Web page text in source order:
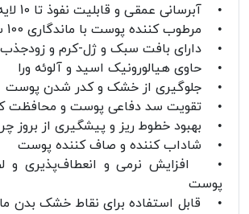
• آبرسانی عمقی و قابلیت نفوذ تا 10 لایه به زیر پوست
• مرطوب کننده پوست با ماندگاری 100 ساعته
• دارای بافت سبک و ژل-کرم و زودجذب
• حاوی هیالورونیک اسید و آلوئه ‌ورا
• جلوگیری از خشک و کدر شدن پوست
• تقویت سد دفاعی پوست و محافظت
• بهبود خطوط ریز و پیشگیری از بروز
• شاداب کننده و صاف کننده پوست
• افزایش نرمی و انعطاف‌پذیری و
پوست
• قابل استفاده برای نقاط خشک بدن